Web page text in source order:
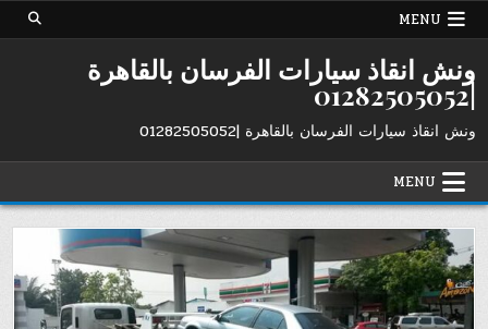
Skip
MENU
ونش انقاذ سيارات الفرسان بالقاهرة
|01282505052
ونش انقاذ سيارات الفرسان بالقاهرة |01282505052
MENU